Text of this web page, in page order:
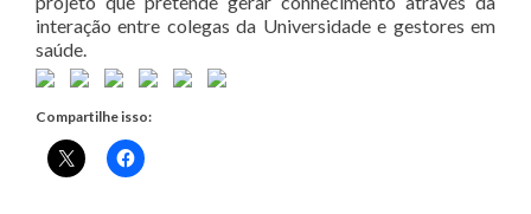
interação entre colegas da Universidade e gestores em
saúde.
Compartilhe isso: